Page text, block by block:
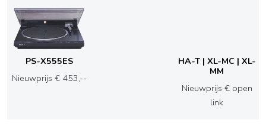
PS-X555ES
Nieuwprijs € 453,--
HA-T | XL-MC | XL-
MM
Nieuwprijs € open
link